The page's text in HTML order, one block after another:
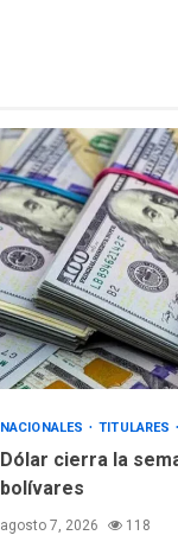
NACIONALES TITULARES
Dólar cierra la
bolívares
agosto 7, 2026 118